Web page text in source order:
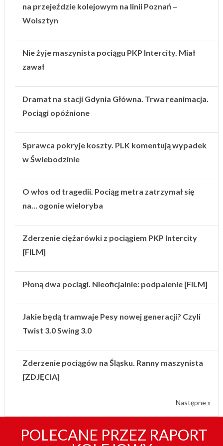
na przejeździe kolejowym na linii Poznań –
Wolsztyn
Nie żyje maszynista pociągu PKP Intercity. Miał
zawał
Dramat na stacji Gdynia Główna. Trwa reanimacja.
Pociągi opóźnione
Sprawca pokryje koszty. PLK komentują wypadek
w Świebodzinie
O włos od tragedii. Pociąg metra zatrzymał się
na… ogonie wieloryba
Zderzenie ciężarówki z pociągiem PKP Intercity
[FILM]
Płoną dwa pociągi. Nieoficjalnie: podpalenie [FILM]
Jakie będą tramwaje Pesy nowej generacji? Czyli
Twist 3.0 Swing 3.0
Zderzenie pociągów na Śląsku. Ranny maszynista
[ZDJĘCIA]
Następne »
POLECANE PRZEZ RAPORT